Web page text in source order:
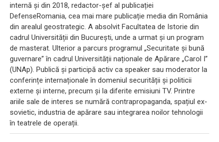
internă și din 2018, redactor-șef al publicației
DefenseRomania, cea mai mare publicație media din România
din arealul geostrategic. A absolvit Facultatea de Istorie din
cadrul Universității din București, unde a urmat și un program
de masterat. Ulterior a parcurs programul „Securitate și bună
guvernare” în cadrul Universității naționale de Apărare „Carol I”
(UNAp). Publică și participă activ ca speaker sau moderator la
conferințe internaționale în domeniul securității și politicii
externe și interne, precum și la diferite emisiuni TV. Printre
ariile sale de interes se numără contrapropaganda, spațiul ex-
sovietic, industria de apărare sau integrarea noilor tehnologii
în teatrele de operații.